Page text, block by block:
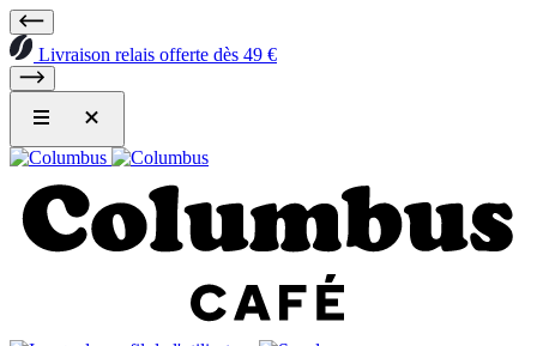
Livraison relais offerte dès 49 €